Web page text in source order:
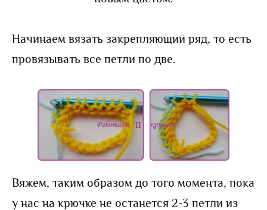
Начинаем вязать закрепляющий ряд, то есть
провязывать все петли по две.
Вяжем, таким образом до того момента, пока
у нас на крючке не останется 2-3 петли из